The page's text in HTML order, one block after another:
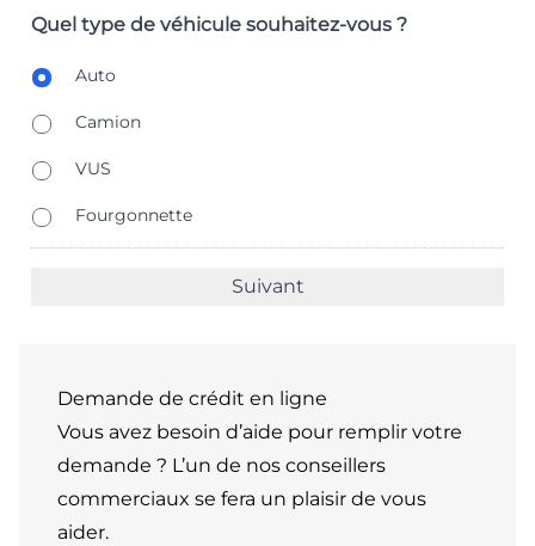
Quel type de véhicule souhaitez-vous ?
B
d
T
p
Auto
Camion
VUS
Fourgonnette
Demande de crédit en ligne
Vous avez besoin d’aide pour remplir votre
demande ? L’un de nos conseillers
commerciaux se fera un plaisir de vous
aider.